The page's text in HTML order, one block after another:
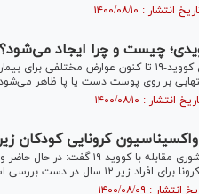
چیست و چرا ایجاد می‌شود؟
از زمان شیوع بیماری کووید-۱۹ تا کنون
بر روی پوست دست یا پا ظاهر
کرونایی کودکان زیر ۱۲ سال
زیر ۱۲ سال در دست بررسی است.